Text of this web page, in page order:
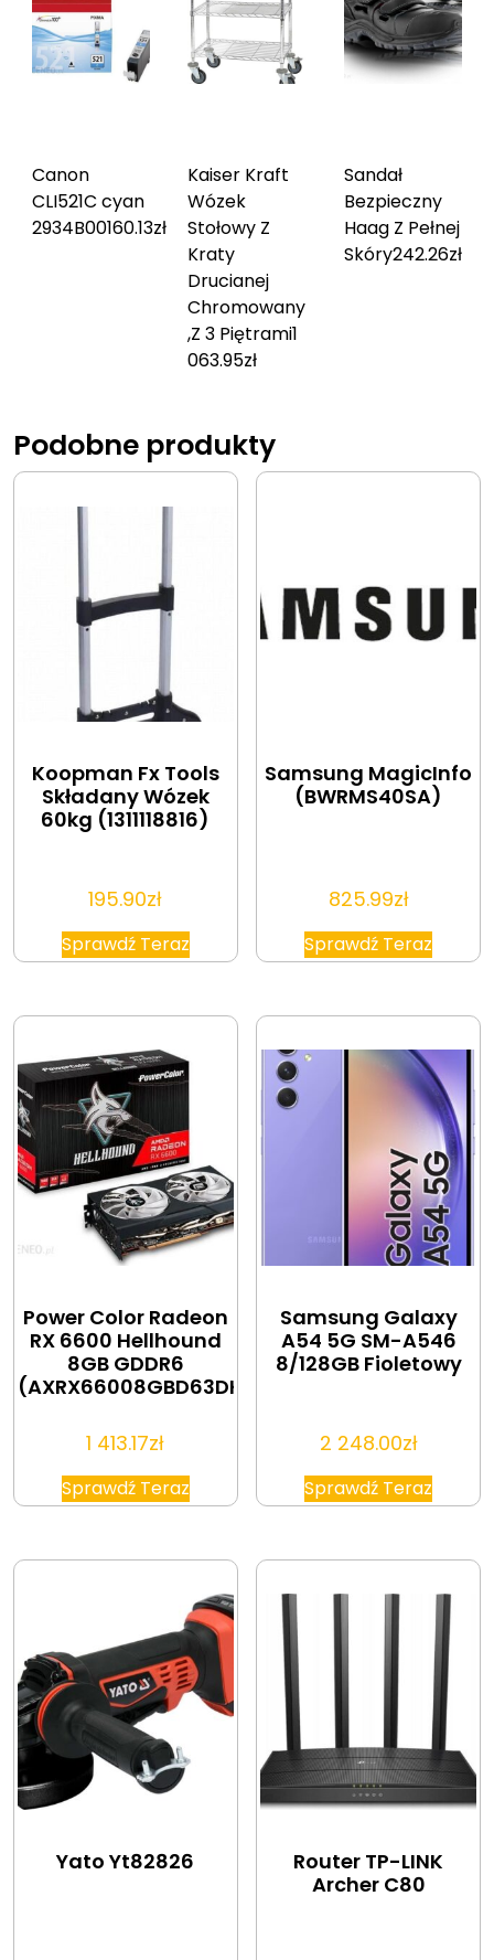
Canon
CLI521C cyan
2934B00160.13zł
Kaiser Kraft
Wózek
Stołowy Z
Kraty
Drucianej
Chromowany
,Z 3 Piętrami1
063.95zł
Sandał
Bezpieczny
Haag Z Pełnej
Skóry242.26zł
Podobne produkty
Koopman Fx Tools
Składany Wózek
60kg (1311118816)
195.90zł
Sprawdź Teraz
Samsung MagicInfo
(BWRMS40SA)
825.99zł
Sprawdź Teraz
Power Color Radeon
RX 6600 Hellhound
8GB GDDR6
(AXRX66008GBD63DHL)
1 413.17zł
Sprawdź Teraz
Samsung Galaxy
A54 5G SM-A546
8/128GB Fioletowy
2 248.00zł
Sprawdź Teraz
Yato Yt82826
Router TP-LINK
Archer C80